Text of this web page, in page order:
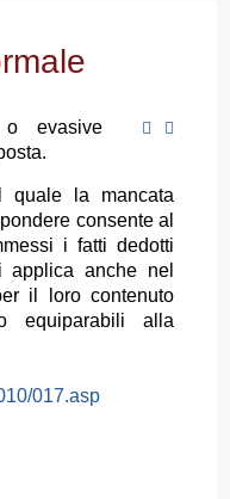
o evasive
quale la mancata
consente al
i fatti dedotti
applica anche nel
il loro contenuto
equiparabili alla
017.asp